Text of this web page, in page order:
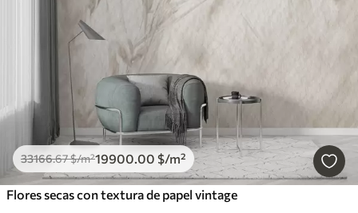
33166.67$/m²19900.00 $/m²
Flores secas con textura de papel vintage